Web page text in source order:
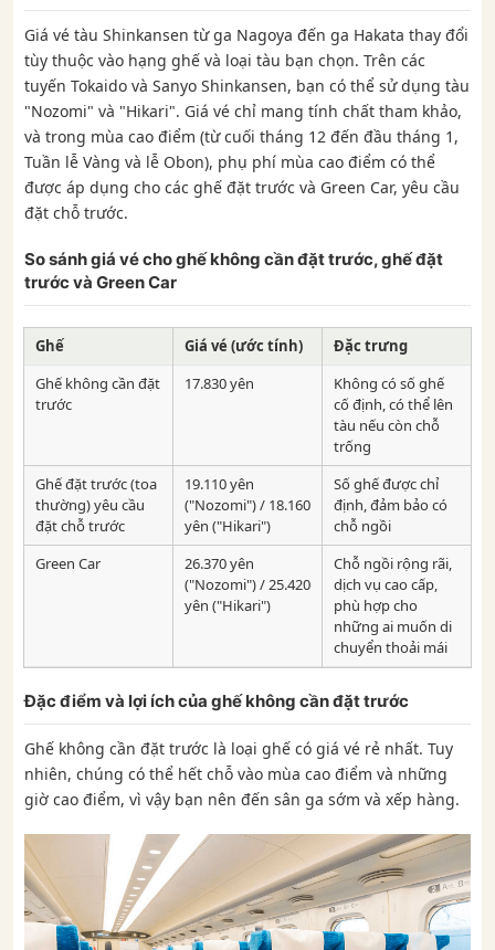
Giá vé tàu Shinkansen từ ga Nagoya đến ga Hakata thay đổi
tùy thuộc vào hạng ghế và loại tàu bạn chọn. Trên các
tuyến Tokaido và Sanyo Shinkansen, bạn có thể sử dụng tàu
"Nozomi" và "Hikari". Giá vé chỉ mang tính chất tham khảo,
và trong mùa cao điểm (từ cuối tháng 12 đến đầu tháng 1,
Tuần lễ Vàng và lễ Obon), phụ phí mùa cao điểm có thể
được áp dụng cho các ghế đặt trước và Green Car, yêu cầu
đặt chỗ trước.
So sánh giá vé cho ghế không cần đặt trước, ghế đặt
trước và Green Car
Ghế Giá vé (ước tính)
Đặc trưng
Ghế không cần đặt
trước
17.830 yên
Không có số ghế
cố định, có thể lên
tàu nếu còn chỗ
trống
Ghế đặt trước (toa
thường) yêu cầu
đặt chỗ trước
19.110 yên
("Nozomi") / 18.160
yên ("Hikari")
Số ghế được chỉ
định, đảm bảo có
chỗ ngồi
Green Car
26.370 yên
("Nozomi") / 25.420
yên ("Hikari")
Chỗ ngồi rộng rãi,
dịch vụ cao cấp,
phù hợp cho
những ai muốn di
chuyển thoải mái
Đặc điểm và lợi ích của ghế không cần đặt trước
Ghế không cần đặt trước là loại ghế có giá vé rẻ nhất. Tuy
nhiên, chúng có thể hết chỗ vào mùa cao điểm và những
giờ cao điểm, vì vậy bạn nên đến sân ga sớm và xếp hàng.